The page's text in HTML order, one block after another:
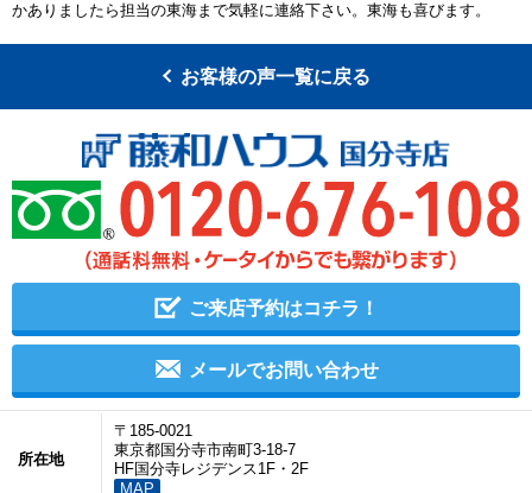
かありましたら担当の東海まで気軽に連絡下さい。東海も喜びます。
お客様の声一覧に戻る
ご来店予約はコチラ！
メールでお問い合わせ
所在地
〒185-0021
東京都国分寺市南町3-18-7
HF国分寺レジデンス1F・2F
MAP